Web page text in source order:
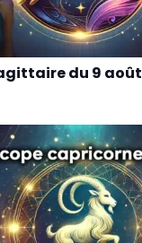
du 9 août